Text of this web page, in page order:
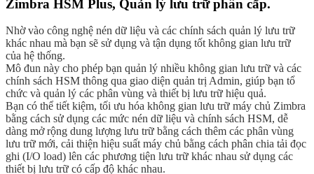
Zimbra HSM Plus, Quản lý lưu trữ phân cấp.
Nhờ vào công nghệ nén dữ liệu và các chính sách quản lý lưu trữ
khác nhau mà bạn sẽ sử dụng và tận dụng tốt không gian lưu trữ
của hệ thống.
Mô đun này cho phép bạn quản lý nhiều không gian lưu trữ và các
chính sách HSM thông qua giao diện quản trị Admin, giúp bạn tổ
chức và quản lý các phân vùng và thiết bị lưu trữ hiệu quả.
Bạn có thể tiết kiệm, tối ưu hóa không gian lưu trữ máy chủ Zimbra
bằng cách sử dụng các mức nén dữ liệu và chính sách HSM, dễ
dàng mở rộng dung lượng lưu trữ bằng cách thêm các phân vùng
lưu trữ mới, cải thiện hiệu suất máy chủ bằng cách phân chia tải đọc
ghi (I/O load) lên các phương tiện lưu trữ khác nhau sử dụng các
thiết bị lưu trữ có cấp độ khác nhau.